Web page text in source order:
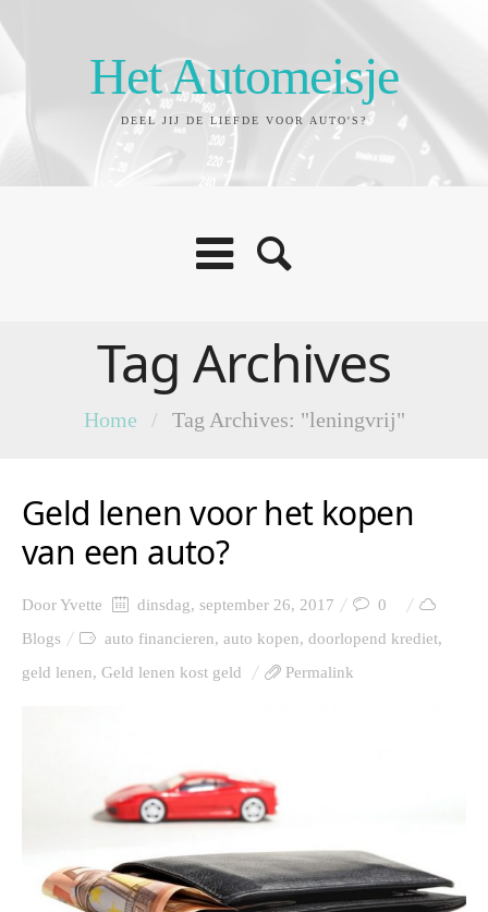
Het Automeisje
DEEL JIJ DE LIEFDE VOOR AUTO'S?
Tag Archives
Home / Tag Archives: "leningvrij"
Geld lenen voor het kopen
van een auto?
DoorYvette dinsdag, september 26, 2017
0
Blogs
auto financieren, auto kopen, doorlopend krediet,
geld lenen, Geld lenen kost geld Permalink